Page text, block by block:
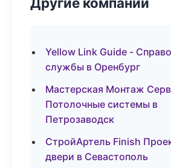
Yellow Link Guide -
службы в Оренбург
Мастерская Монтаж
Потолочные системы в
Петрозаводск
СтройАртель Finish
двери в Севастополь